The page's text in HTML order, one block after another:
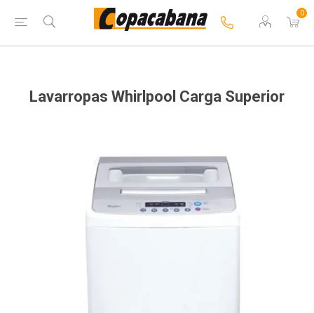
0
Lavarropas Whirlpool Carga Superior